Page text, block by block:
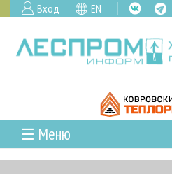
Вход EN
☰ Меню
ГЛАВНАЯ